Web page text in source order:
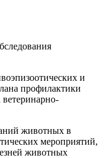
и
профилактики
животных в
мероприятий,
животных